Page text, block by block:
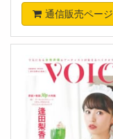
通信販売ページ